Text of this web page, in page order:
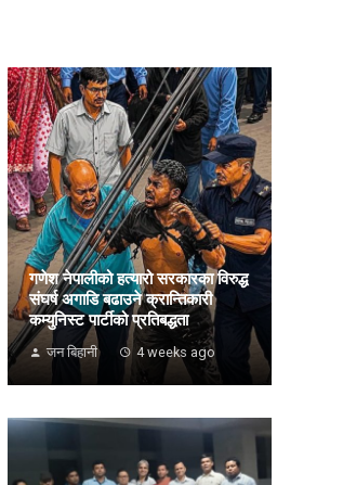
गणेश नेपालीको हत्यारो सरकारका विरुद्ध
संघर्ष अगाडि बढाउने क्रान्तिकारी
कम्युनिस्ट पार्टीको प्रतिबद्धता
जन बिहानी 4 weeks ago